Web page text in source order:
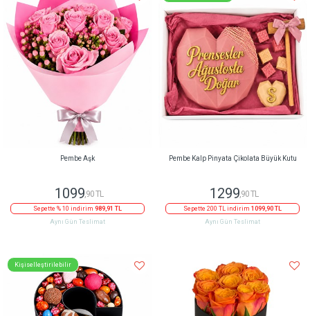
Pembe Aşk
1099,90 TL
Sepette % 10 indirim 989,91 TL
Aynı Gün Teslimat
Pembe Kalp Pinyata Çikolata Büyük Kutu
1299,90 TL
Sepette 200 TL indirim 1099,90 TL
Aynı Gün Teslimat
Kişiselleştirilebilir